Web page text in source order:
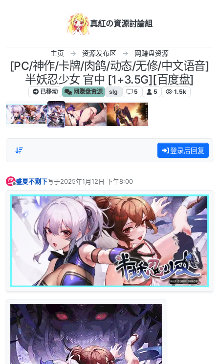
真紅の資源討論組
主页 资源发布区 网赚盘资源
[PC/神作/卡牌/肉鸽/动态/无修/中文语音]
半妖忍少女 官中 [1+3.5G][百度盘]
已移动 网赚盘资源 slg 5 5 1.5k
登录后回复
盛 盛夏不剩下写于2025年1月12日 下午8:00
最后由 编辑